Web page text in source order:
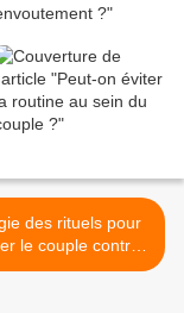
des rituels pour
le couple contre
les crises et les ruptures >